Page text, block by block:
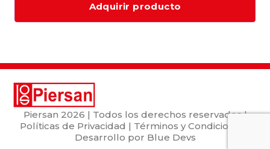
Adquirir producto
Piersan 2026 | Todos los derechos reservados |
Políticas de Privacidad | Términos y Condiciones
Desarrollo por Blue Devs